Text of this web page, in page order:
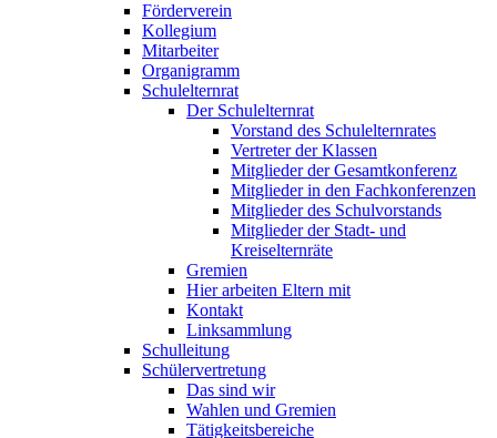
Förderverein
Kollegium
Mitarbeiter
Organigramm
Schulelternrat
Der Schulelternrat
Vorstand des Schulelternrates
Vertreter der Klassen
Mitglieder der Gesamtkonferenz
Mitglieder in den Fachkonferenzen
Mitglieder des Schulvorstands
Mitglieder der Stadt- und
Kreiselternräte
Gremien
Hier arbeiten Eltern mit
Kontakt
Linksammlung
Schulleitung
Schülervertretung
Das sind wir
Wahlen und Gremien
Tätigkeitsbereiche